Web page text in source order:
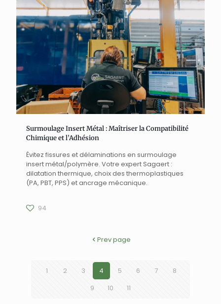
Surmoulage Insert Métal : Maîtriser la Compatibilité
Chimique et l’Adhésion
Évitez fissures et délaminations en surmoulage
insert métal/polymère. Votre expert Sagaert :
dilatation thermique, choix des thermoplastiques
(PA, PBT, PPS) et ancrage mécanique.
94
Prev page
1 2 3 4 5 6 7
8
9
10 11